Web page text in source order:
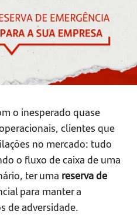
o inesperado quase
clientes que
no mercado: tudo
o fluxo de caixa de uma
ter uma reserva de
para manter a
de adversidade.